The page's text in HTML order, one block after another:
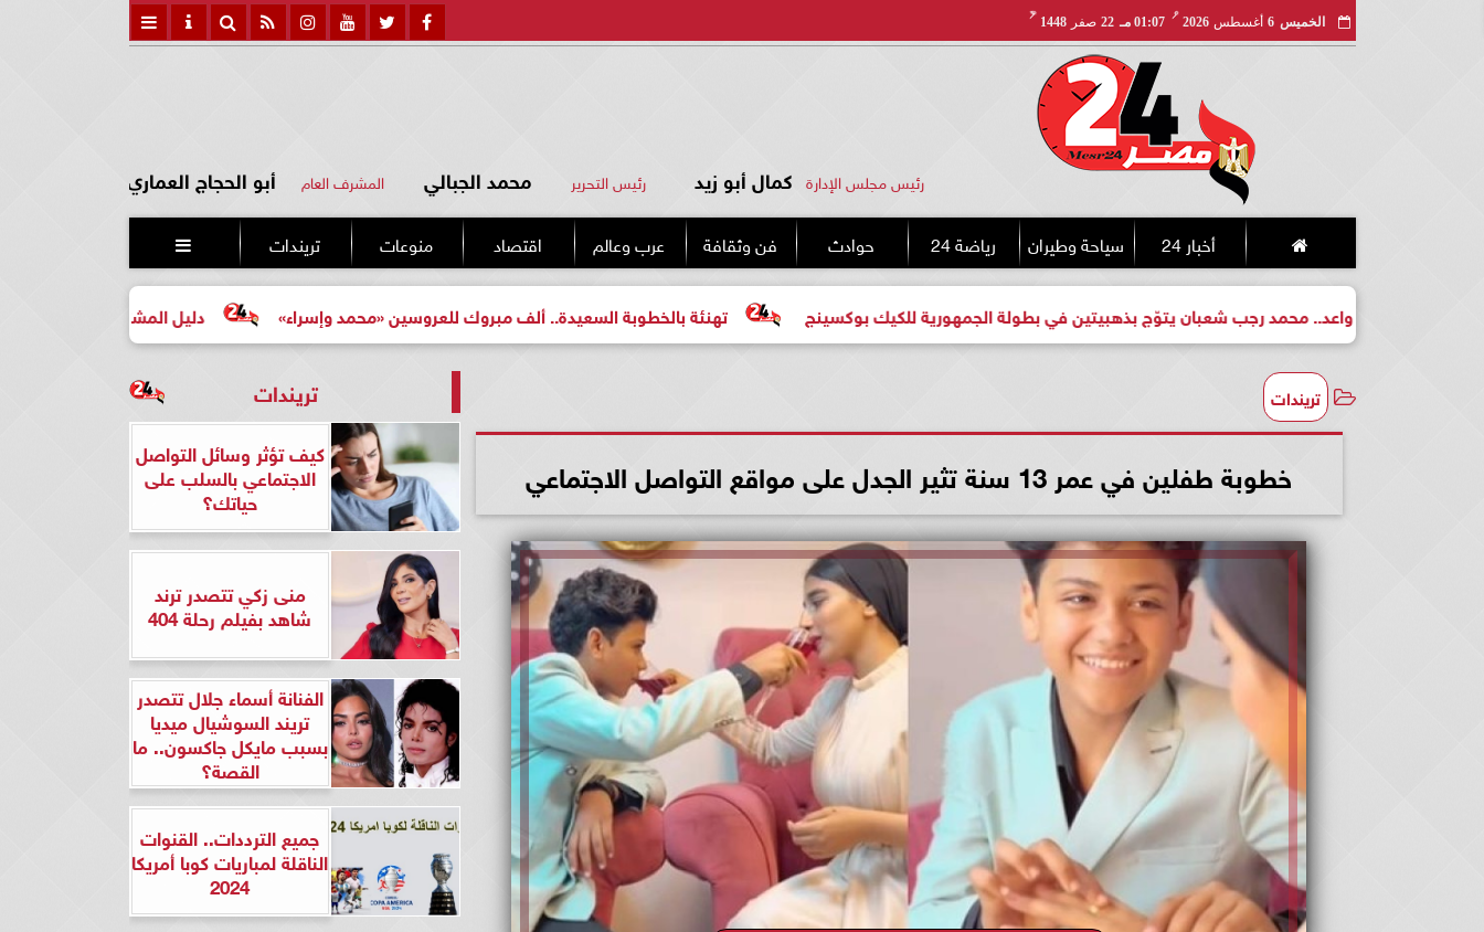
الخميس 6 أغسطس 2026
مـ
01:07 مـ 22 صفر 1448
هـ
رئيس مجلس الإدارة كمال أبو زيد رئيس التحرير محمد الجبالي المشرف العام أبو الحجاج العماري
أخبار 24 سياحة وطيران رياضة 24 حوادث فن وثقافة عرب وعالم اقتصاد منوعات تريندات 
دليل المشتري لأول مرة لاختيار مشروع تهنئة بالخطوبة السعيدة.. ألف مبروك للعروسين «محمد وإسراء» واعد.. محمد رجب شعبان يتوّج بذهبيتين في بطولة الجمهورية للكيك بوكسينج
تريندات
خطوبة طفلين في عمر 13 سنة تثير الجدل على مواقع التواصل الاجتماعي
تريندات
كيف تؤثر وسائل التواصل
الاجتماعي بالسلب على
حياتك؟
منى زكي تتصدر ترند
شاهد بفيلم رحلة 404
الفنانة أسماء جلال تتصدر
تريند السوشيال ميديا
بسبب مايكل جاكسون.. ما
القصة؟
جميع الترددات.. القنوات
الناقلة لمباريات كوبا أمريكا
2024